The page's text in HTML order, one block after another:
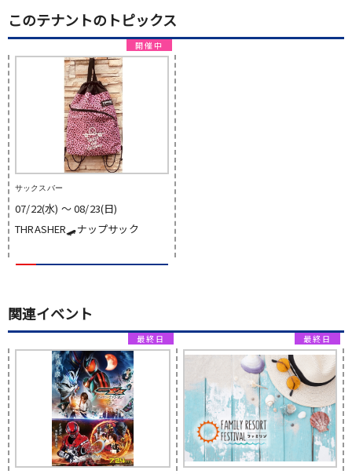
このテナントのトピックス
サックスバー
07/22(水) 〜 08/23(日)
THRASHER🛹ナップサック
関連イベント